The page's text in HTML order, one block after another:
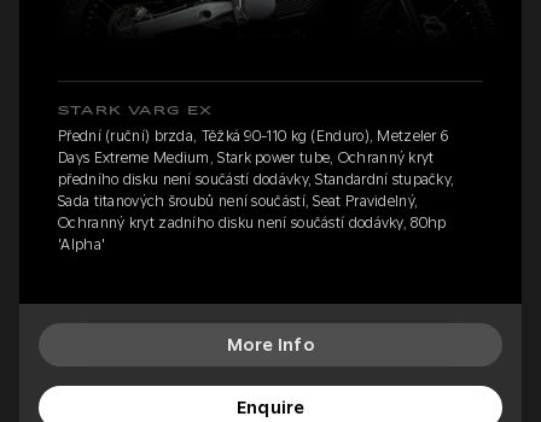
STARK VARG EX
Přední (ruční) brzda, Těžká 90-110 kg (Enduro), Metzeler 6
Days Extreme Medium, Stark power tube, Ochranný kryt
předního disku není součástí dodávky, Standardní stupačky,
Sada titanových šroubů není součástí, Seat Pravidelný,
Ochranný kryt zadního disku není součástí dodávky, 80hp
'Alpha'
More Info
Enquire